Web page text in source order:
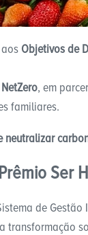
Objetivos de
NetZero, em
familiares.
neutralizar
Ser
de
transformação